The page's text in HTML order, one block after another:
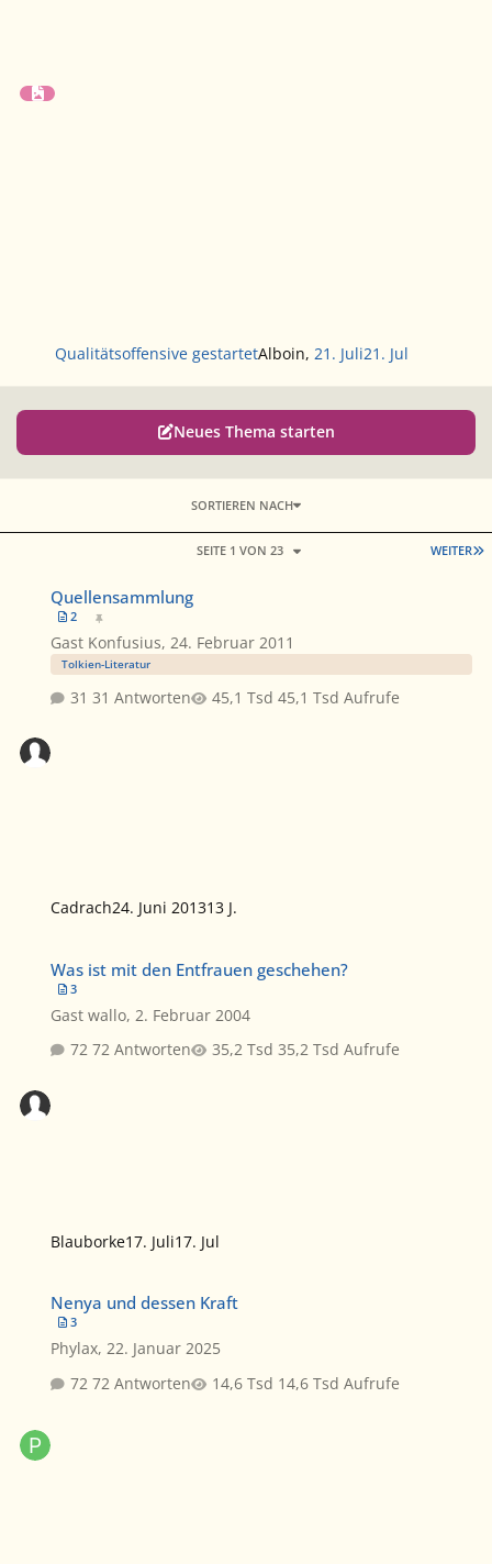
Qualitätsoffensive gestartetAlboin,21. Juli21. Jul
Neues Thema starten
WEITER
SEITE 1 VON 23
SORTIEREN NACH
Quellensammlung
2
Gast Konfusius, 24. Februar 2011
Tolkien-Literatur
31 Antworten 45,1 Tsd Aufrufe
Cadrach24. Juni 201313 J.
Was ist mit den Entfrauen geschehen?
3
Gast wallo, 2. Februar 2004
72 Antworten
35,2 Tsd Aufrufe
Blauborke17. Juli17. Jul
Nenya und dessen Kraft
3
Phylax,22. Januar 2025
72 Antworten
14,6 Tsd Aufrufe